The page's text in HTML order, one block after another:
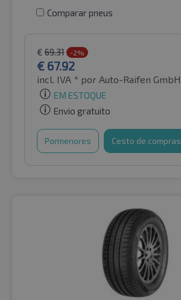
Comparar pneus
€ 69.31 -2%
€ 67.92
incl. IVA * por Auto-Raifen GmbH
EM ESTOQUE
Envio gratuito
Pormenores Cesto de compras